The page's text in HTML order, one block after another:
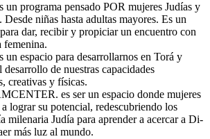
programa pensado POR mujeres Judías y
niñas hasta adultas mayores. Es un
dar, recibir y propiciar un encuentro con
femenina.
espacio para desarrollarnos en Torá y
de nuestras capacidades
creativas y físicas.
es ser un espacio donde mujeres
lograr su potencial, redescubriendo los
milenaria Judía para aprender a acercar a Di-
más luz al mundo.